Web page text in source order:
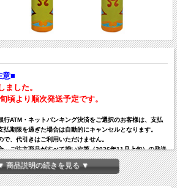
意■
ました。
頃より順次発送予定です。
行ATM・ネットバンキング決済をご選択のお客様は、支払
期限を過ぎた場合は自動的にキャンセルとなります。
で、代引きはご利用いただけません。
、ご注文商品がすべて揃い次第（2026年11月上旬）の発送
ご希望の場合は、受注・予約商品とは別々にご注文くださ
品をお受け取りいただけなかったお客様は、ご購入をお断
商品説明の続きを見る ▼